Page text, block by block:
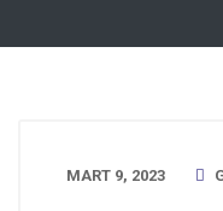
MART 9, 2023